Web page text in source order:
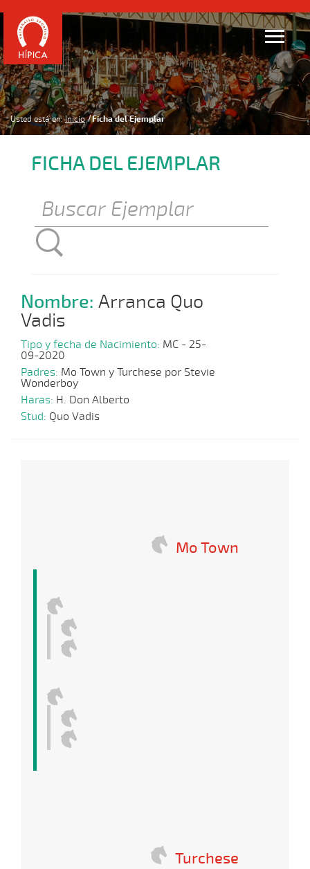
Usted está en: Inicio Ficha del Ejemplar
FICHA DEL EJEMPLAR
Nombre: Arranca Quo
Vadis
Tipo y fecha de Nacimiento: MC - 25-
09-2020
Padres: Mo Town y Turchese por Stevie
Wonderboy
Haras: H. Don Alberto
Stud: Quo Vadis
Mo Town
Turchese